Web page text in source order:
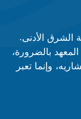
الأدنى.
بالضرورة،
وإنما تعبر